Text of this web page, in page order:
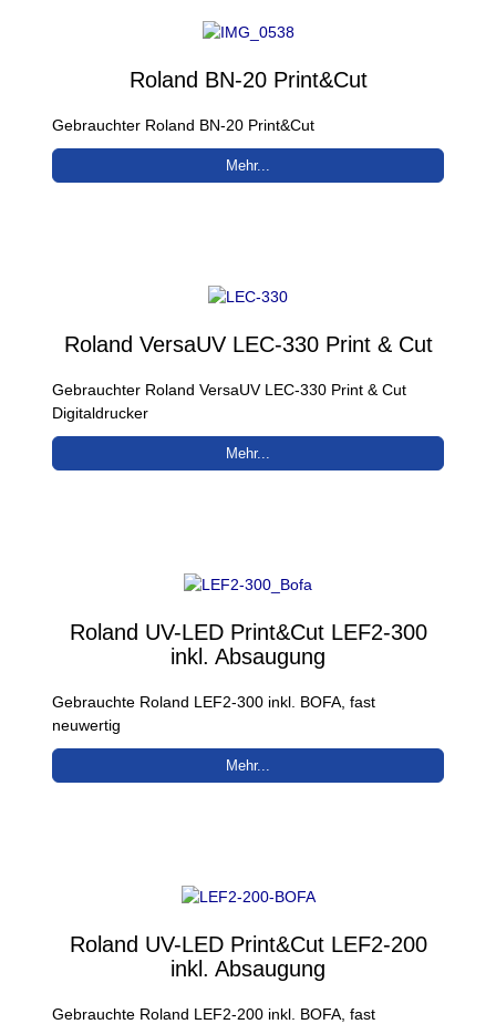
Roland BN-20 Print&Cut
Gebrauchter Roland BN-20 Print&Cut
Mehr...
Roland VersaUV LEC-330 Print & Cut
Gebrauchter Roland VersaUV LEC-330 Print & Cut
Digitaldrucker
Mehr...
Roland UV-LED Print&Cut LEF2-300
inkl. Absaugung
Gebrauchte Roland LEF2-300 inkl. BOFA, fast
neuwertig
Mehr...
Roland UV-LED Print&Cut LEF2-200
inkl. Absaugung
Gebrauchte Roland LEF2-200 inkl. BOFA, fast